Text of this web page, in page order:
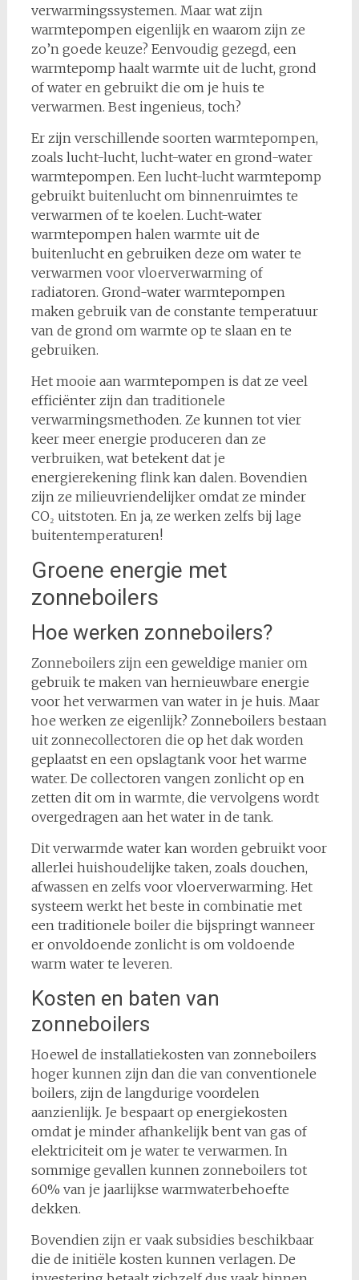
verwarmingssystemen. Maar wat zijn
warmtepompen eigenlijk en waarom zijn ze
zo’n goede keuze? Eenvoudig gezegd, een
warmtepomp haalt warmte uit de lucht, grond
of water en gebruikt die om je huis te
verwarmen. Best ingenieus, toch?
Er zijn verschillende soorten warmtepompen,
zoals lucht-lucht, lucht-water en grond-water
warmtepompen. Een lucht-lucht warmtepomp
gebruikt buitenlucht om binnenruimtes te
verwarmen of te koelen. Lucht-water
warmtepompen halen warmte uit de
buitenlucht en gebruiken deze om water te
verwarmen voor vloerverwarming of
radiatoren. Grond-water warmtepompen
maken gebruik van de constante temperatuur
van de grond om warmte op te slaan en te
gebruiken.
Het mooie aan warmtepompen is dat ze veel
efficiënter zijn dan traditionele
verwarmingsmethoden. Ze kunnen tot vier
keer meer energie produceren dan ze
verbruiken, wat betekent dat je
energierekening flink kan dalen. Bovendien
zijn ze milieuvriendelijker omdat ze minder
CO₂ uitstoten. En ja, ze werken zelfs bij lage
buitentemperaturen!
Groene energie met
zonneboilers
Hoe werken zonneboilers?
Zonneboilers zijn een geweldige manier om
gebruik te maken van hernieuwbare energie
voor het verwarmen van water in je huis. Maar
hoe werken ze eigenlijk? Zonneboilers bestaan
uit zonnecollectoren die op het dak worden
geplaatst en een opslagtank voor het warme
water. De collectoren vangen zonlicht op en
zetten dit om in warmte, die vervolgens wordt
overgedragen aan het water in de tank.
Dit verwarmde water kan worden gebruikt voor
allerlei huishoudelijke taken, zoals douchen,
afwassen en zelfs voor vloerverwarming. Het
systeem werkt het beste in combinatie met
een traditionele boiler die bijspringt wanneer
er onvoldoende zonlicht is om voldoende
warm water te leveren.
Kosten en baten van
zonneboilers
Hoewel de installatiekosten van zonneboilers
hoger kunnen zijn dan die van conventionele
boilers, zijn de langdurige voordelen
aanzienlijk. Je bespaart op energiekosten
omdat je minder afhankelijk bent van gas of
elektriciteit om je water te verwarmen. In
sommige gevallen kunnen zonneboilers tot
60% van je jaarlijkse warmwaterbehoefte
dekken.
Bovendien zijn er vaak subsidies beschikbaar
die de initiële kosten kunnen verlagen. De